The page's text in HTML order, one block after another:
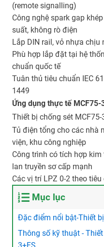
(remote signalling)
Công nghệ spark gap
suất, không rò điện
Lắp DIN rail, vỏ nhựa chịu
Phù hợp lắp đặt tại hệ
chuẩn quốc tế
Tuân thủ tiêu chuẩn IEC
1449
Ứng dụng thực tế MCF75-
Thiết bị chống sét
Tủ điện tổng cho các nhà
viện, khu công nghiệp
Công trình có tích hợp kim
lan truyền sơ cấp mạnh
Các vị trí LPZ 0-2 theo
Mục lục
Đặc điểm nổi bật-Thiết
Thông số kỹ thuật -